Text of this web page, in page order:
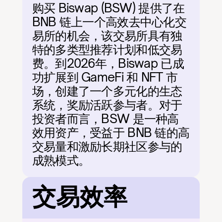
购买 Biswap (BSW) 提供了在
BNB 链上一个高效去中心化交
易所的机会，该交易所具有独
特的多类型推荐计划和低交易
费。到2026年，Biswap 已成
功扩展到 GameFi 和 NFT 市
场，创建了一个多元化的生态
系统，奖励活跃参与者。对于
投资者而言，BSW 是一种高
效用资产，受益于 BNB 链的高
交易量和激励长期社区参与的
成熟模式。
交易效率